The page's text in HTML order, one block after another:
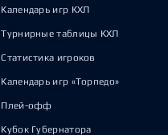
Календарь игр КХЛ
Турнирные таблицы КХЛ
Статистика игроков
Календарь игр «Торпедо»
Плей-офф
Кубок Губернатора